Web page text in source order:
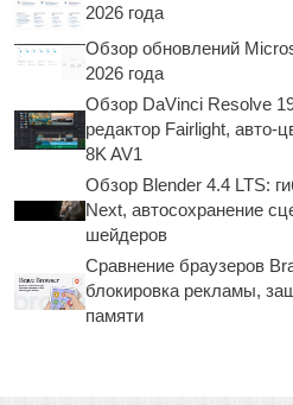
2026 года
Обзор обновлений
2026 года
Обзор DaVinci Resolve
редактор Fairlight, авто-
8K AV1
Обзор Blender 4.4 LTS:
Next, автосохранение
шейдеров
Сравнение браузеров
блокировка рекламы,
памяти